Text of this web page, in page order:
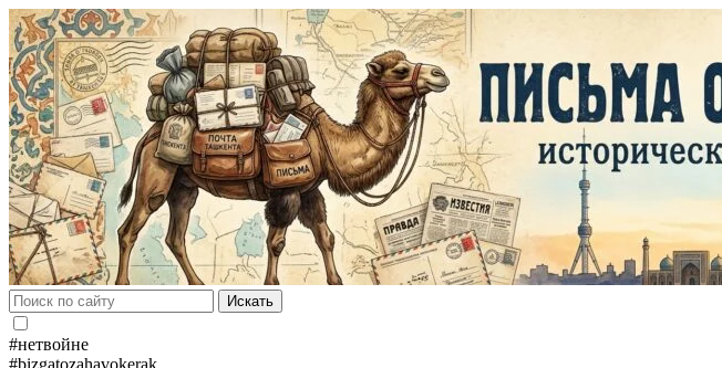
Искать
#нетвойне
#bizgatozahavokerak